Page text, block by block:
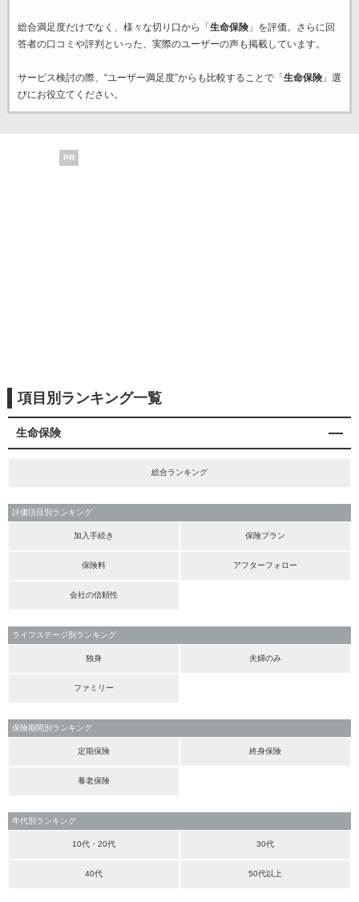
総合満足度だけでなく、様々な切り口から「 生命保険」を評価。さらに回
答者の口コミや評判といった、実際のユーザーの声も掲載しています。
サービス検討の際、“ユーザー満足度”からも比較することで「 生命保険」選
びにお役立てください。
PR
項目別ランキング一覧
生命保険
総合ランキング
評価項目別ランキング
加入手続き 保険プラン
保険料 アフターフォロー
会社の信頼性
ライフステージ別ランキング
独身 夫婦のみ
ファミリー
保険期間別ランキング
定期保険 終身保険
養老保険
年代別ランキング
10代・20代 30代
40代 50代以上